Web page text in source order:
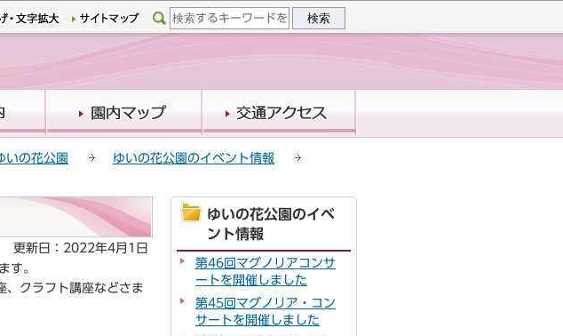
移動
いの花公園
ゆいの花公園のイベント情報
更新日：2022年4月1日
す。
、クラフト講座などさま
ゆいの花公園のイベ
ント情報
第46回マグノリアコンサ
ートを開催しました
第45回マグノリア・コン
サートを開催しました